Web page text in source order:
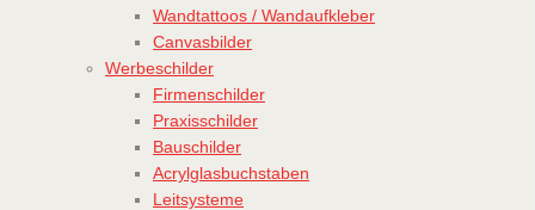
Wandtattoos / Wandaufkleber
Canvasbilder
Werbeschilder
Firmenschilder
Praxisschilder
Bauschilder
Acrylglasbuchstaben
Leitsysteme